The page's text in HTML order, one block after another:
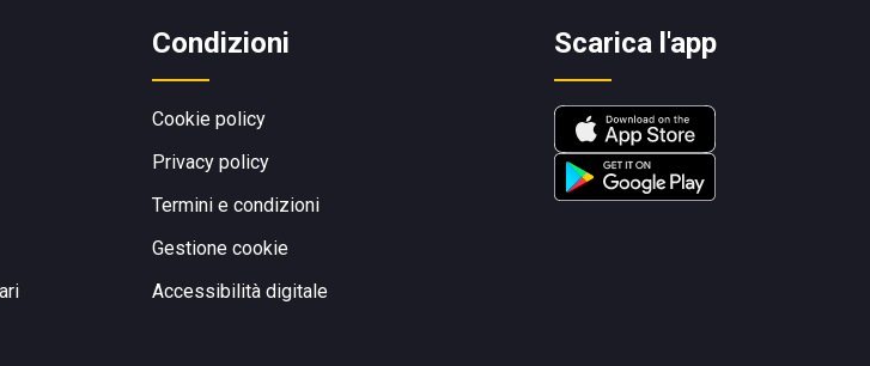
Condizioni
Cookie policy
Privacy policy
Termini e condizioni
Gestione cookie
Accessibilità digitale
Scarica l'app